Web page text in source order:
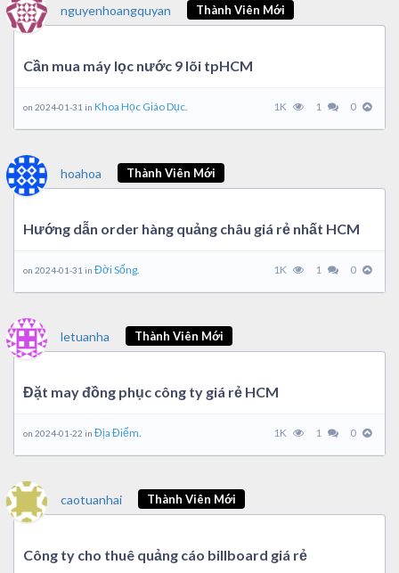
nguyenhoangquyan Thành Viên Mới
Cần mua máy lọc nước 9 lõi tpHCM
on 2024-01-31 in Khoa Học Giáo Dục. 1K 1 0
hoahoa Thành Viên Mới
Hướng dẫn order hàng quảng châu giá rẻ nhất HCM
on 2024-01-31 in Đời Sống. 1K 1 0
letuanha Thành Viên Mới
Đặt may đồng phục công ty giá rẻ HCM
on 2024-01-22 in Địa Điểm. 1K 1 0
caotuanhai Thành Viên Mới
Công ty cho thuê quảng cáo billboard giá rẻ